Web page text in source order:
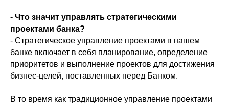
- Что значит управлять стратегическими
проектами банка?
- Стратегическое управление проектами в нашем
банке включает в себя планирование, определение
приоритетов и выполнение проектов для достижения
бизнес-целей, поставленных перед Банком.
В то время как традиционное управление проектами